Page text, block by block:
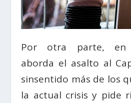
Por otra parte, en
aborda el asalto al
sinsentido más de los
la actual crisis y pide